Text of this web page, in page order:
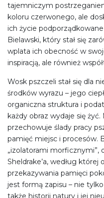
tajemniczym
koloru czerwonego, ale
ich życie
Bielawski, który stał się
wplata ich obecność w
inspiracją, ale również
Wosk pszczeli stał się dla
środków wyrazu – jego
organiczna struktura i
każdy obraz wydaje się
przechowuje ślady pracy
pamięć miejsc i procesów.
„izolatorami morficznymi”,
Sheldrake’a, według
przekazywania pamięci
jest formą zapisu – nie
także historii natury i jej